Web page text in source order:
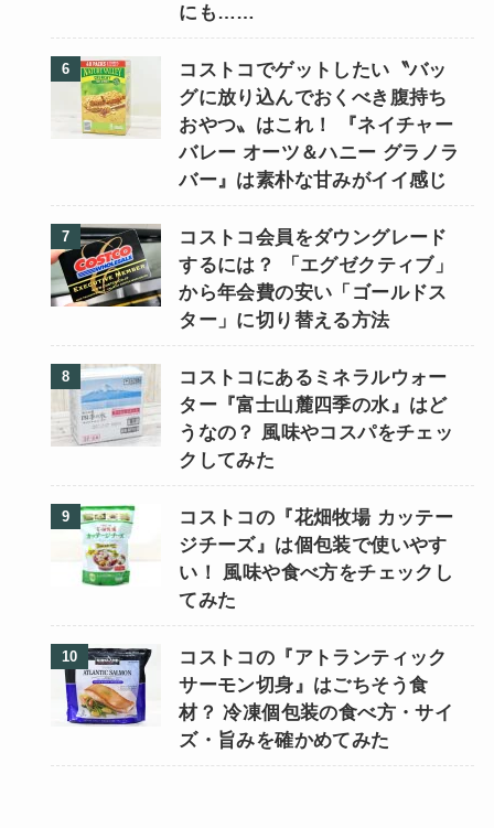
にも……
コストコでゲットしたい〝バッ
グに放り込んでおくべき腹持ち
おやつ〟はこれ！ 『ネイチャー
バレー オーツ＆ハニー グラノラ
バー』は素朴な甘みがイイ感じ
コストコ会員をダウングレード
するには？ 「エグゼクティブ」
から年会費の安い「ゴールドス
ター」に切り替える方法
コストコにあるミネラルウォー
ター『富士山麓四季の水』はど
うなの？ 風味やコスパをチェッ
クしてみた
コストコの『花畑牧場 カッテー
ジチーズ』は個包装で使いやす
い！ 風味や食べ方をチェックし
てみた
コストコの『アトランティック
サーモン切身』はごちそう食
材？ 冷凍個包装の食べ方・サイ
ズ・旨みを確かめてみた